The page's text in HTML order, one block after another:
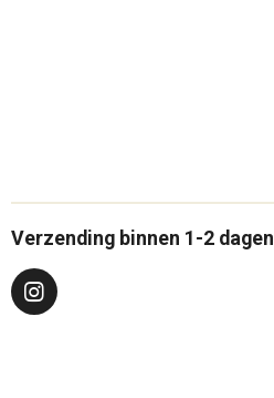
Verzending binnen 1-2 dagen
I
n